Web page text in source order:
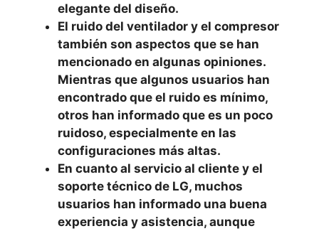
elegante del diseño.
El ruido del ventilador y el compresor
también son aspectos que se han
mencionado en algunas opiniones.
Mientras que algunos usuarios han
encontrado que el ruido es mínimo,
otros han informado que es un poco
ruidoso, especialmente en las
configuraciones más altas.
En cuanto al servicio al cliente y el
soporte técnico de LG, muchos
usuarios han informado una buena
experiencia y asistencia, aunque